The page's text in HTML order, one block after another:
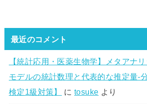
最近のコメント
【統計応用・医薬生物学】メタアナ
モデルの統計数理と代表的な推定量-
検定1級対策】
にtosuke より